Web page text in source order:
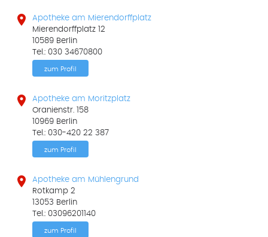

Apotheke am Mierendorffplatz
Mierendorffplatz 12
10589 Berlin
Tel.: 030 34670800
zum Profil

Apotheke am Moritzplatz
Oranienstr. 158
10969 Berlin
Tel.: 030-420 22 387
zum Profil

Apotheke am Mühlengrund
Rotkamp 2
13053 Berlin
Tel.: 03096201140
zum Profil